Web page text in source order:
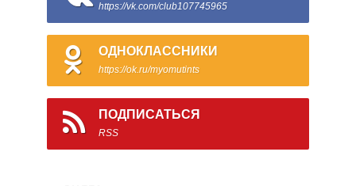
https://vk.com/club107745965
ОДНОКЛАССНИКИ
https://ok.ru/myomutints
ПОДПИСАТЬСЯ
RSS